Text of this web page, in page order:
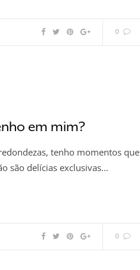
0
em mim?
tenho momentos que
são delícias exclusivas…
0